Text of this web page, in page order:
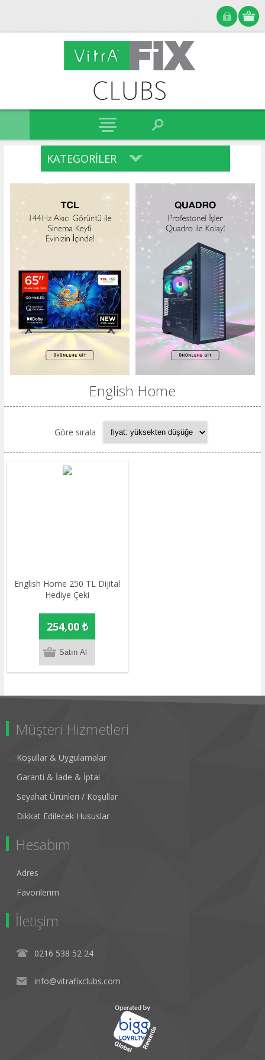
KATEGORILER
English Home
Göre sırala
English Home 250 TL Dijital
Hediye Çeki
254,00 ₺
Müşteri Hizmetleri
Koşullar & Uygulamalar
Garanti & İade & İptal
Seyahat Ürünleri / Koşullar
Dikkat Edilecek Hususlar
Hesabım
Adres
Favorilerim
İletişim
0216 538 52 24
info@vitrafixclubs.com